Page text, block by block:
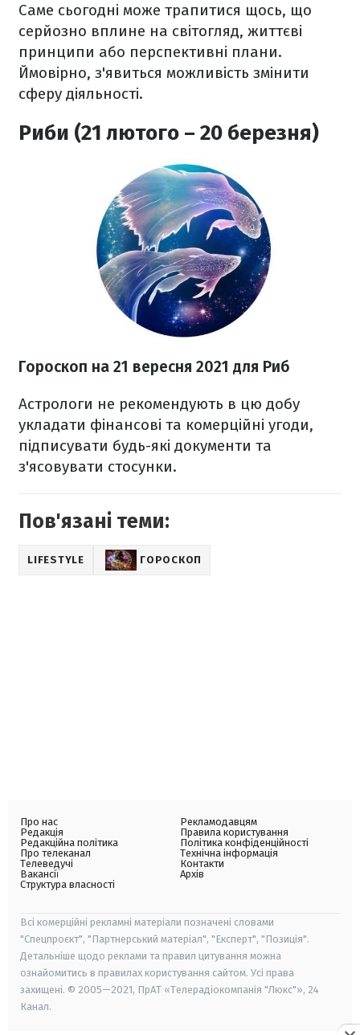
Саме сьогодні може трапитися щось, що
серйозно вплине на світогляд, життєві
принципи або перспективні плани.
Ймовірно, з'явиться можливість змінити
сферу діяльності.
Риби (21 лютого – 20 березня)
Гороскоп на 21 вересня 2021 для Риб
Астрологи не рекомендують в цю добу
укладати фінансові та комерційні угоди,
підписувати будь-які документи та
з'ясовувати стосунки.
Пов'язані теми:
LIFESTYLE ГОРОСКОП
Про нас
Редакція
Редакційна політика
Про телеканал
Телеведучі
Вакансії
Структура власності
Рекламодавцям
Правила користування
Політика конфіденційності
Технічна інформація
Контакти
Архів
Всі комерційні рекламні матеріали позначені словами
"Спецпроєкт", "Партнерський матеріал", "Експерт", "Позиція".
Детальніше щодо реклами та правил цитування можна
ознайомитись в правилах користування сайтом. Усі права
захищені. © 2005—2021, ПрАТ «Телерадіокомпанія "Люкс"», 24
Канал.